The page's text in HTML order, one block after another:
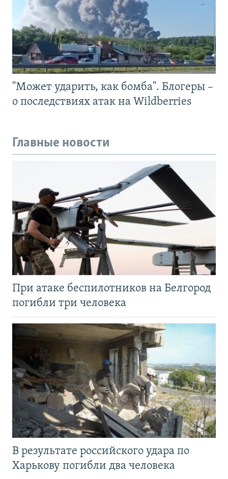
"Может ударить, как бомба". Блогеры –
о последствиях атак на Wildberries
Главные новости
При атаке беспилотников на Белгород
погибли три человека
В результате российского удара по
Харькову погибли два человека